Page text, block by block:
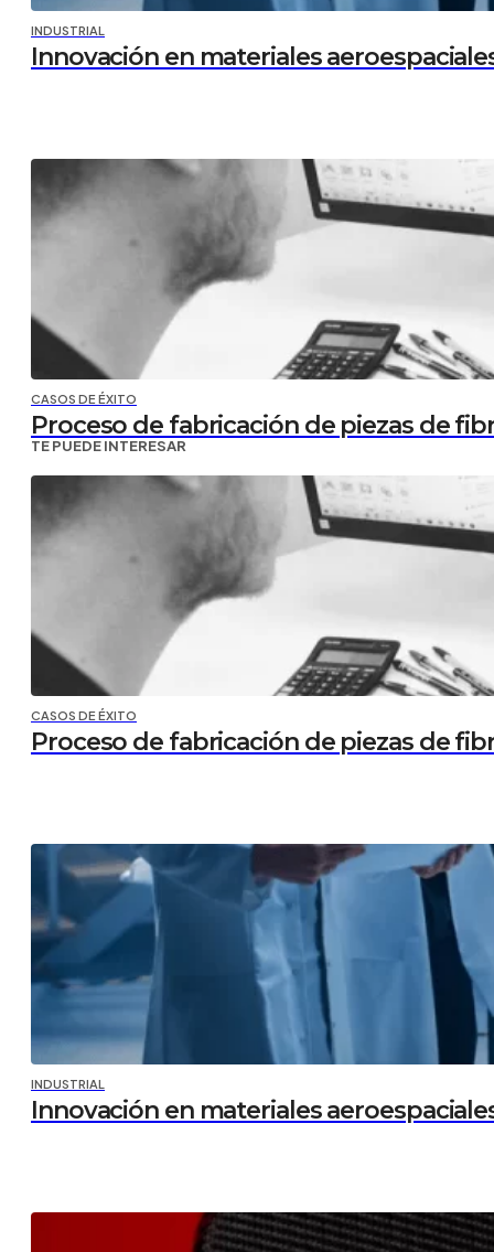
INDUSTRIAL
Innovación en materiales
CASOS DE ÉXITO
Proceso de fabricación de piezas de
TE PUEDE INTERESAR
CASOS DE ÉXITO
Proceso de fabricación de piezas de
INDUSTRIAL
Innovación en materiales